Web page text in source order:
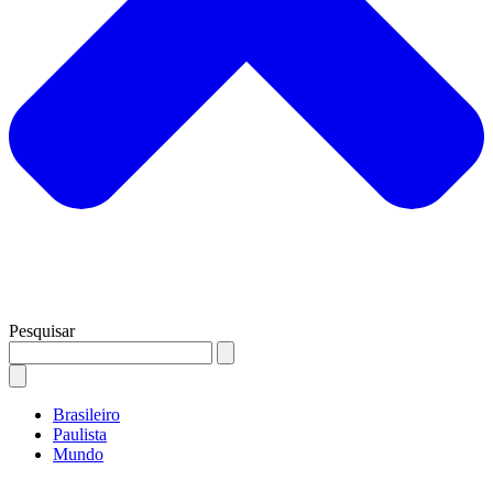
Pesquisar
Brasileiro
Paulista
Mundo